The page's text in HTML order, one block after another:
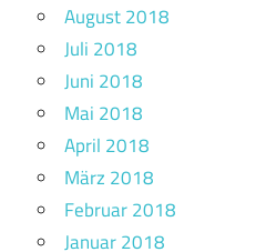
August 2018
Juli 2018
Juni 2018
Mai 2018
April 2018
März 2018
Februar 2018
Januar 2018